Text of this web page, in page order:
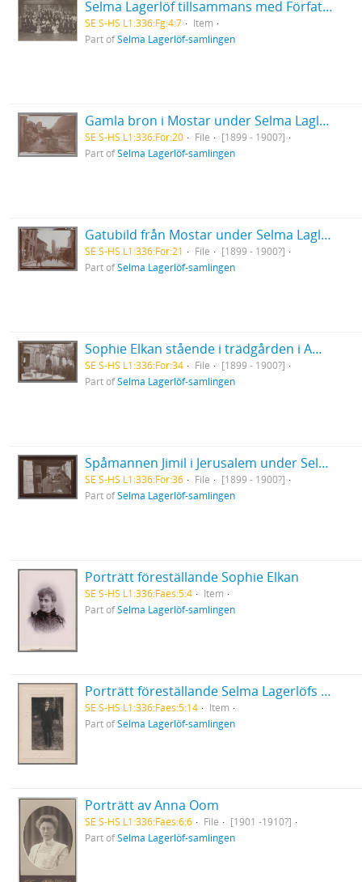
Selma Lagerlöf tillsammans med Författarföreningen i Skodsborg i Danmark
SE S-HS L1:336:Fg:4:7
Item
Part ofSelma Lagerlöf-samlingen
Gamla bron i Mostar under Selma Laglöfs Orientresa med Sophie Elkan
SE S-HS L1:336:For:20 File
[1899 - 1900?]
Part ofSelma Lagerlöf-samlingen
Gatubild från Mostar under Selma Laglöfs Orientresa med Sophie Elkan
SE S-HS L1:336:For:21 File
[1899 - 1900?]
Part ofSelma Lagerlöf-samlingen
Sophie Elkan stående i trädgården i American Colony i Jerusalem under sin Orientresa med Selma Lagerlöf
SE S-HS L1:336:For:34 File
[1899 - 1900?]
Part ofSelma Lagerlöf-samlingen
Spåmannen Jimil i Jerusalem under Selma Lagerlöfs Orientresa
SE S-HS L1:336:For:36 File
[1899 - 1900?]
Part ofSelma Lagerlöf-samlingen
Porträtt föreställande Sophie Elkan
SE S-HS L1:336:Faes:5:4
Item
Part ofSelma Lagerlöf-samlingen
Porträtt föreställande Selma Lagerlöfs fosterson Nils Holgersson stående framför ett träd
SE S-HS L1:336:Faes:5:14
Item
Part ofSelma Lagerlöf-samlingen
Porträtt av Anna Oom
SE S-HS L1:336:Faes:6:6 File
[1901 -1910?]
Part ofSelma Lagerlöf-samlingen